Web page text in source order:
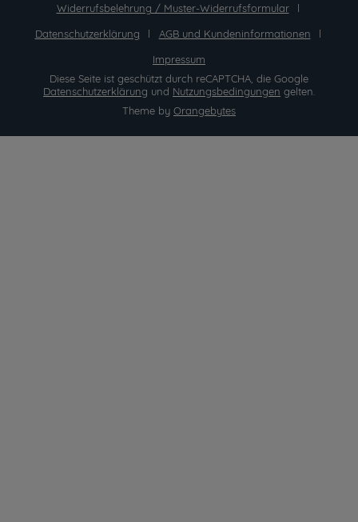
Widerrufsbelehrung / Muster-Widerrufsformular
Datenschutzerklärung
AGB und Kundeninformationen
Impressum
Diese Seite ist geschützt durch reCAPTCHA, die Google
Datenschutzerklärung und Nutzungsbedingungen gelten.
Theme by Orangebytes